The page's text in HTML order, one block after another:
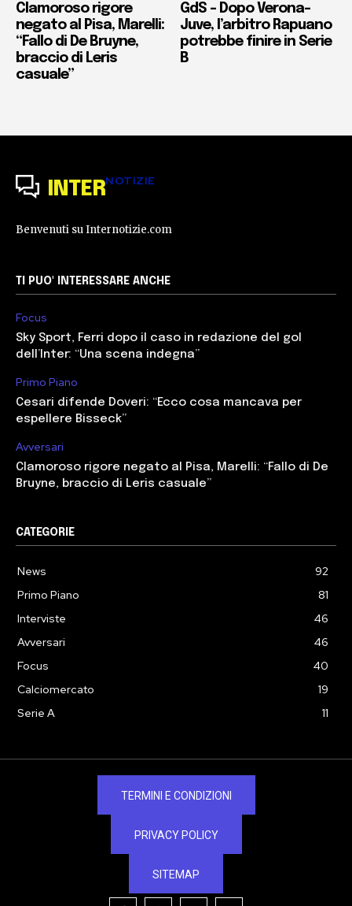
Clamoroso rigore
negato al Pisa, Marelli:
“Fallo di De Bruyne,
braccio di Leris
casuale”
GdS – Dopo Verona-
Juve, l’arbitro Rapuano
potrebbe finire in Serie
B
INTERNOTIZIE
Benvenuti su Internotizie.com
TI PUO' INTERESSARE ANCHE
Focus
Sky Sport, Ferri dopo il caso in redazione del gol
dell’Inter: “Una scena indegna”
Primo Piano
Cesari difende Doveri: “Ecco cosa mancava per
espellere Bisseck”
Avversari
Clamoroso rigore negato al Pisa, Marelli: “Fallo di De
Bruyne, braccio di Leris casuale”
CATEGORIE
News
92
Primo Piano
81
Interviste
46
Avversari
46
Focus
40
Calciomercato
19
Serie A
11
TERMINI E CONDIZIONI
PRIVACY POLICY
SITEMAP